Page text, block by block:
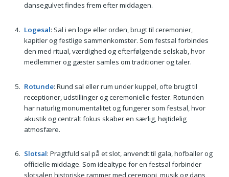
dansegulvet findes frem efter middagen.
Logesal: Sal i en loge eller orden, brugt til ceremonier,
kapitler og festlige sammenkomster. Som festsal forbindes
den med ritual, værdighed og efterfølgende selskab, hvor
medlemmer og gæster samles om traditioner og taler.
Rotunde: Rund sal eller rum under kuppel, ofte brugt til
receptioner, udstillinger og ceremonielle fester. Rotunden
har naturlig monumentalitet og fungerer som festsal, hvor
akustik og centralt fokus skaber en særlig, højtidelig
atmosfære.
Slotsal: Pragtfuld sal på et slot, anvendt til gala, hofballer og
officielle middage. Som idealtype for en festsal forbinder